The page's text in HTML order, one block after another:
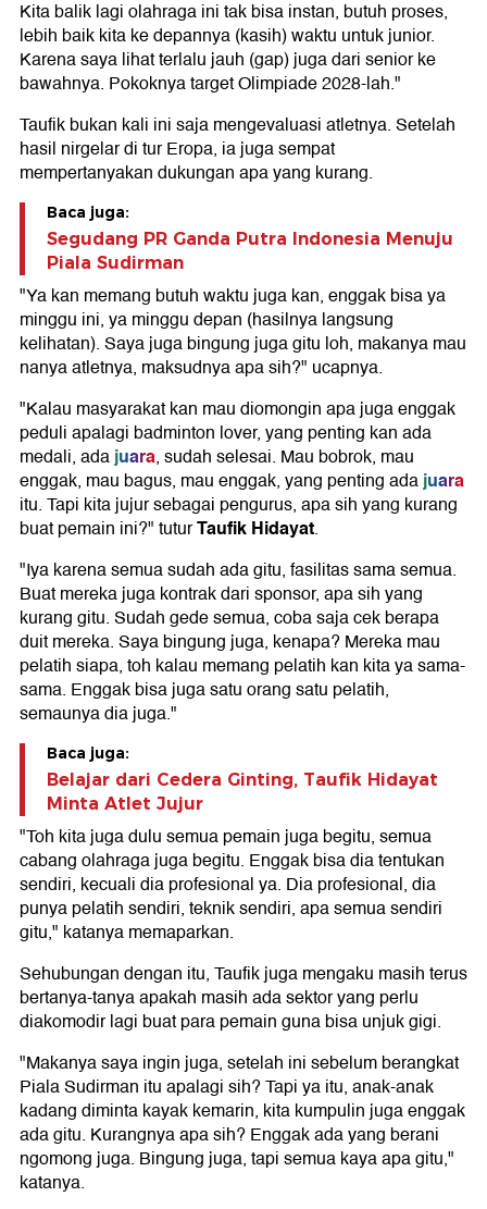
Kita balik lagi olahraga ini tak bisa instan, butuh proses,
lebih baik kita ke depannya (kasih) waktu untuk junior.
Karena saya lihat terlalu jauh (gap) juga dari senior ke
bawahnya. Pokoknya target Olimpiade 2028-lah."
Taufik bukan kali ini saja mengevaluasi atletnya. Setelah
hasil nirgelar di tur Eropa, ia juga sempat
mempertanyakan dukungan apa yang kurang.
Baca juga:
Segudang PR Ganda Putra Indonesia Menuju
Piala Sudirman
"Ya kan memang butuh waktu juga kan, enggak bisa ya
minggu ini, ya minggu depan (hasilnya langsung
kelihatan). Saya juga bingung juga gitu loh, makanya mau
nanya atletnya, maksudnya apa sih?" ucapnya.
"Kalau masyarakat kan mau diomongin apa juga enggak
peduli apalagi badminton lover, yang penting kan ada
medali, adajuara, sudah selesai. Mau bobrok, mau
enggak, mau bagus, mau enggak, yang penting adajuara
itu. Tapi kita jujur sebagai pengurus, apa sih yang kurang
buat pemain ini?" tuturTaufik Hidayat.
"Iya karena semua sudah ada gitu, fasilitas sama semua.
Buat mereka juga kontrak dari sponsor, apa sih yang
kurang gitu. Sudah gede semua, coba saja cek berapa
duit mereka. Saya bingung juga, kenapa? Mereka mau
pelatih siapa, toh kalau memang pelatih kan kita ya sama-
sama. Enggak bisa juga satu orang satu pelatih,
semaunya dia juga."
Baca juga:
Belajar dari Cedera Ginting, Taufik Hidayat
Minta Atlet Jujur
"Toh kita juga dulu semua pemain juga begitu, semua
cabang olahraga juga begitu. Enggak bisa dia tentukan
sendiri, kecuali dia profesional ya. Dia profesional, dia
punya pelatih sendiri, teknik sendiri, apa semua sendiri
gitu," katanya memaparkan.
Sehubungan dengan itu, Taufik juga mengaku masih terus
bertanya-tanya apakah masih ada sektor yang perlu
diakomodir lagi buat para pemain guna bisa unjuk gigi.
"Makanya saya ingin juga, setelah ini sebelum berangkat
Piala Sudirman itu apalagi sih? Tapi ya itu, anak-anak
kadang diminta kayak kemarin, kita kumpulin juga enggak
ada gitu. Kurangnya apa sih? Enggak ada yang berani
ngomong juga. Bingung juga, tapi semua kaya apa gitu,"
katanya.